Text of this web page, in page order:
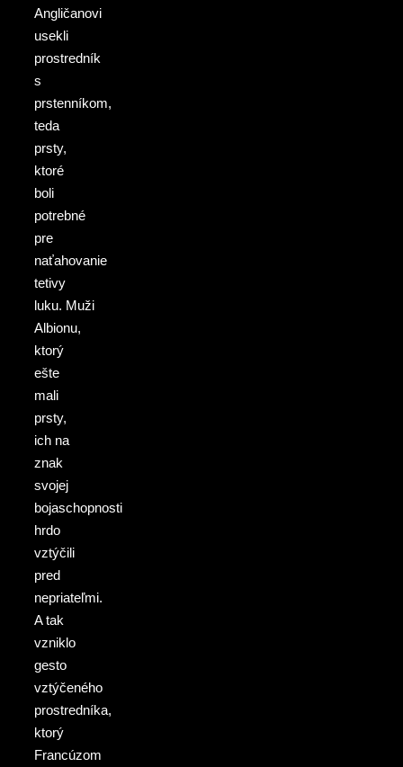
Angličanovi
usekli
prostredník
s
prstenníkom,
teda
prsty,
ktoré
boli
potrebné
pre
naťahovanie
tetivy
luku. Muži
Albionu,
ktorý
ešte
mali
prsty,
ich na
znak
svojej
bojaschopnosti
hrdo
vztýčili
pred
nepriateľmi.
A tak
vzniklo
gesto
vztýčeného
prostredníka,
ktorý
Francúzom